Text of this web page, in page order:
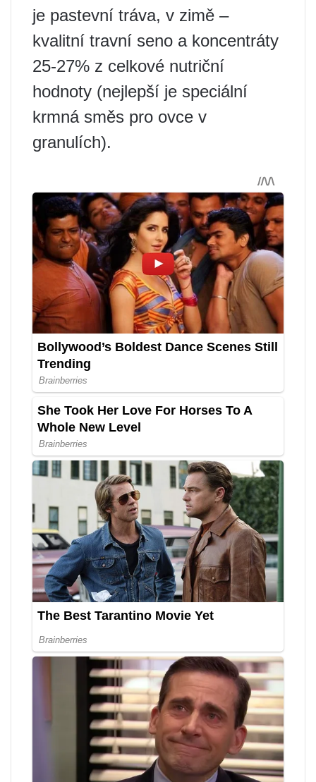
je pastevní tráva, v zimě –
kvalitní travní seno a koncentráty
25-27% z celkové nutriční
hodnoty (nejlepší je speciální
krmná směs pro ovce v
granulích).